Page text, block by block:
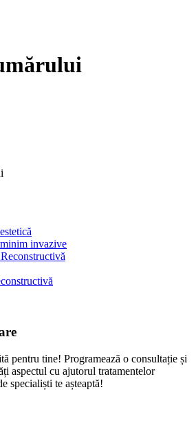
invazive
pentru tine! Programează o consultație și
aspectul cu ajutorul tratamentelor
specialiști te așteaptă!